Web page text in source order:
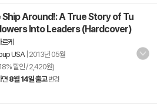
Around!: A True Story of Tu
Into Leaders (Hardcover)
케
USA| 2013년 05월
할인 / 2,420원)
면8월 14일 출고 변경